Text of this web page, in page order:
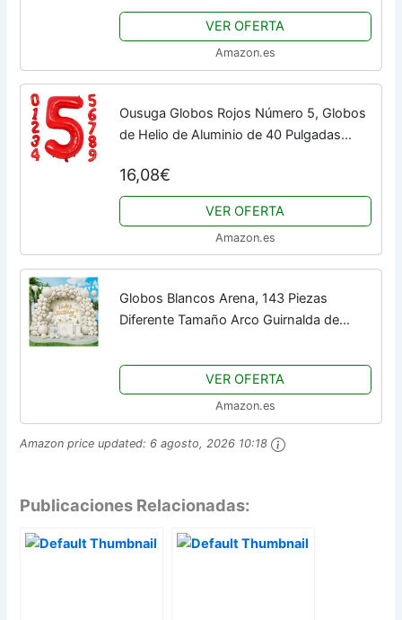
Regalos Para Niñas 6 7 8 9 10 11
VER OFERTA
Amazon.es
Ousuga Globos Rojos Número 5, Globos
de Helio de Aluminio de 40 Pulgadas
Globo de Mylar Digit Para Aniversario
Compromiso de...
16,08€
VER OFERTA
Amazon.es
Globos Blancos Arena, 143 Piezas
Diferente Tamaño Arco Guirnalda de
Niñas Mujeres Hombres Fiesta de
VER OFERTA
Amazon.es
Amazon price updated: 6 agosto, 2026 10:18
Publicaciones Relacionadas: